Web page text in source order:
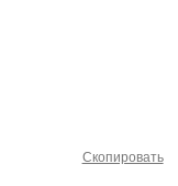
Скопировать